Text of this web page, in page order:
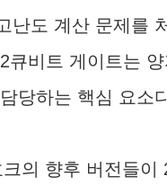
난도 계산 문제를
큐비트 게이트는 양
당하는 핵심 요소
의 향후 버전들이